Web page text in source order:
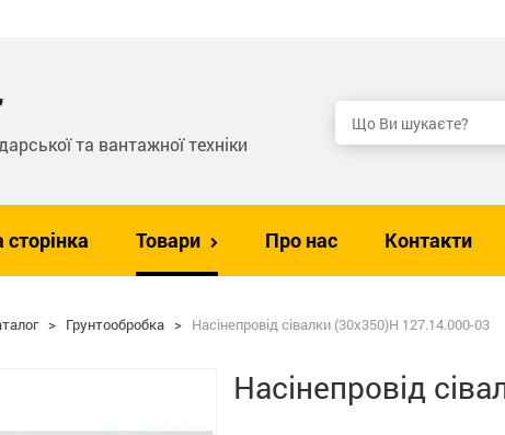
та вантажної техніки
сторінка Товари Про нас Контакти
> Грунтообробка > Насінепровід сівалки (30х350)Н 127.14.000-03
Насінепровід